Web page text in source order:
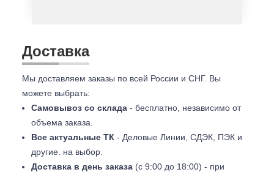
Доставка
Мы доставляем заказы по всей России и СНГ. Вы
можете выбрать:
Самовывоз со склада - бесплатно, независимо от
объема заказа.
Все актуальные ТК - Деловые Линии, СДЭК, ПЭК и
другие. на выбор.
Доставка в день заказа (с 9:00 до 18:00) - при